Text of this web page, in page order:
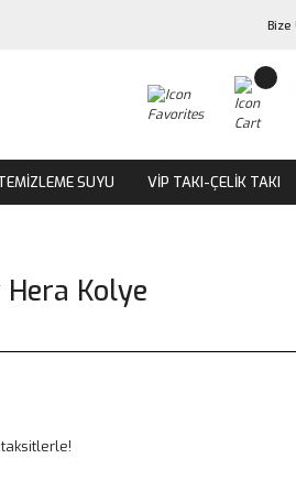
Bize
SUYU VİP TAKI-ÇELİK TAKI
Kolye